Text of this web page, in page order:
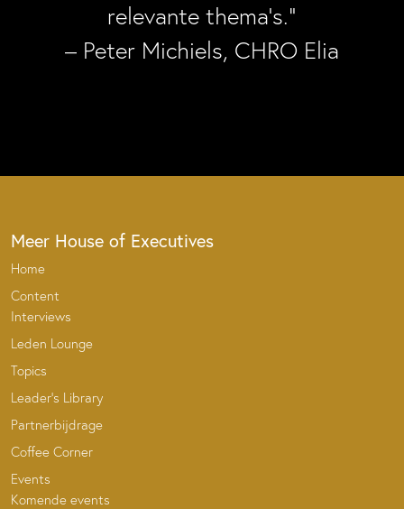
relevante thema’s.”
– Peter Michiels, CHRO Elia
Meer House of Executives
Home
Content
Interviews
Leden Lounge
Topics
Leader’s Library
Partnerbijdrage
Coffee Corner
Events
Komende events